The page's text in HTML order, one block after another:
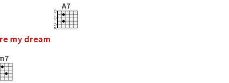
re my dream
A7